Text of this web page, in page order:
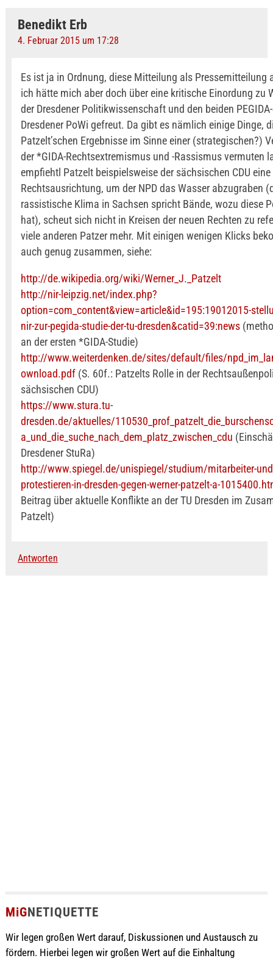
Benedikt Erb
4. Februar 2015 um 17:28
Es ist ja in Ordnung, diese Mitteilung als Pressemitteilung
ich hätte mich aber doch über eine kritische Einordung zu
der Dresdener Politikwissenschaft und den beiden
Dresdener PoWi gefreut. Da gibt es nämlich einige Dinge,
Patzelt’schen Ergebnisse im Sinne einer (strategischen?)
der *GIDA-Rechtsextremismus und -Rassismus vermuten
empfiehtl Patzelt beispielsweise der sächsischen CDU
Rechtsausrichtung, um der NPD das Wasser abzugraben
rassistische Klima in Sachsen spricht Bände, wozu diese
hat), scheut sich nicht in Kreisen der neuen Rechten zu
viele anderen Patzer mehr. Mit einigen wenigen Klicks
auch genug zusammen, siehe:
http://de.wikipedia.org/wiki/Werner_J._Patzelt
http://nir-leipzig.net/index.php?
option=com_content&view=article&id=195:19012015-
nir-zur-pegida-studie-der-tu-dresden&catid=39:news
an der ersten *GIDA-Studie)
http://www.weiterdenken.de/sites/default/files/
ownload.pdf(S. 60f.: Patzelts Rolle in der
sächsischen CDU)
https://www.stura.tu-
dresden.de/aktuelles/
a_und_die_suche_nach_dem_platz_zwischen_cdu
Dresdener StuRa)
http://www.spiegel.de/unispiegel/studium/mitarbeiter-
protestieren-in-dresden-gegen-werner-patzelt-a-
Beitrag über aktuelle Konflikte an der TU Dresden im
Patzelt)
Antworten
MiGNETIQUETTE
Wir legen großen Wert darauf, Diskussionen und Austausch zu
fördern. Hierbei legen wir großen Wert auf die Einhaltung